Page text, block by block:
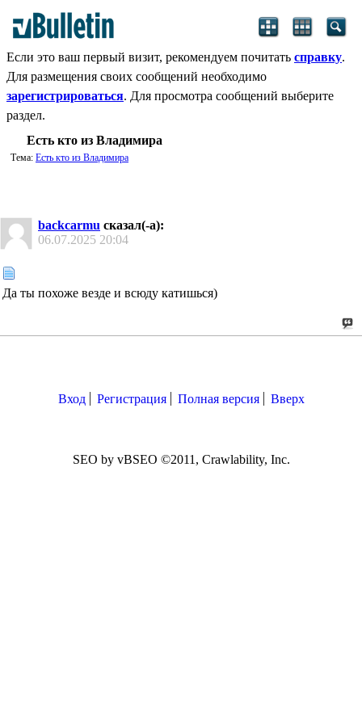
Если это ваш первый визит, рекомендуем почитать справку.
Для размещения своих сообщений необходимо
зарегистрироваться. Для просмотра сообщений выберите
раздел.
Есть кто из Владимира
Тема: Есть кто из Владимира
backcarmu сказал(-а):
06.07.2025 20:04
Да ты похоже везде и всюду катишься)
Вход Регистрация Полная версия Вверх
SEO by vBSEO ©2011, Crawlability, Inc.